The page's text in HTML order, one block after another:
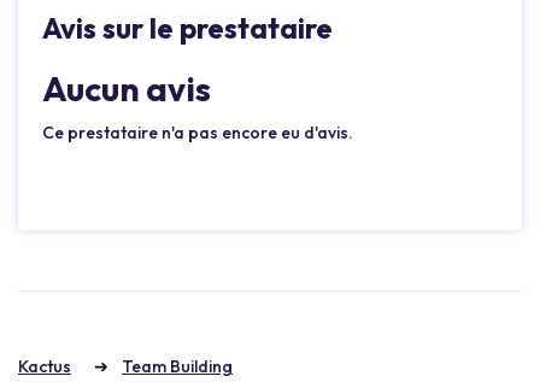
Avis sur le prestataire
Aucun avis
Ce prestataire n'a pas encore eu d'avis.
Kactus
Team Building